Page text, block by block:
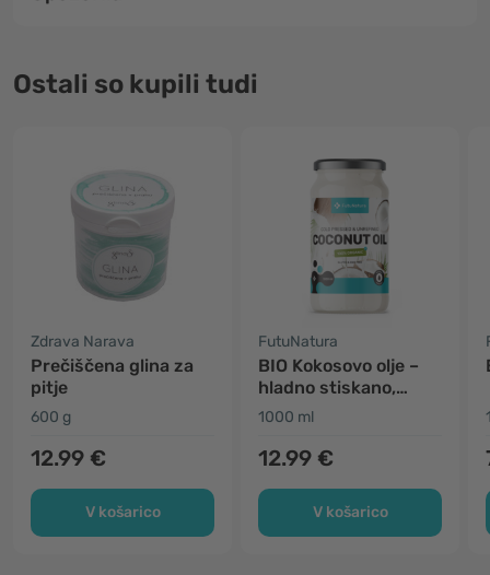
Ostali so kupili tudi
Zdrava Narava
Prečiščena glina za
pitje
600 g
12.99 €
V košarico
FutuNatura
BIO Kokosovo olje –
hladno stiskano,
nerafinirano
1000 ml
12.99 €
V košarico